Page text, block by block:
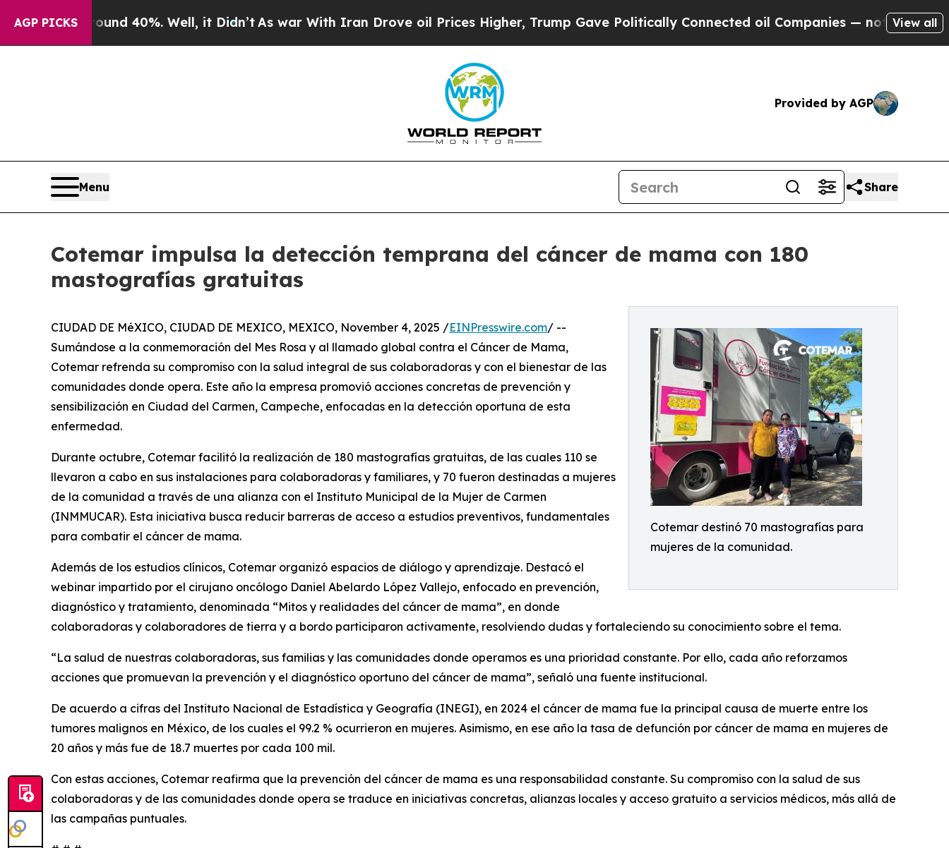
AGP PICKS
Around 40%. Well, it Didn’t As war With Iran Drove oil Prices Higher, Trump Gave Politically Connected oil Companies — not Taxpayers — the
View all
Provided by AGP
Menu Share
Cotemar impulsa la detección temprana del cáncer de mama con 180
mastografías gratuitas
Cotemar destinó 70 mastografías para
mujeres de la comunidad.
CIUDAD DE MéXICO, CIUDAD DE MEXICO, MEXICO, November 4, 2025 /EINPresswire.com/ --
Sumándose a la conmemoración del Mes Rosa y al llamado global contra el Cáncer de Mama,
Cotemar refrenda su compromiso con la salud integral de sus colaboradoras y con el bienestar de las
comunidades donde opera. Este año la empresa promovió acciones concretas de prevención y
sensibilización en Ciudad del Carmen, Campeche, enfocadas en la detección oportuna de esta
enfermedad.
Durante octubre, Cotemar facilitó la realización de 180 mastografías gratuitas, de las cuales 110 se
llevaron a cabo en sus instalaciones para colaboradoras y familiares, y 70 fueron destinadas a mujeres
de la comunidad a través de una alianza con el Instituto Municipal de la Mujer de Carmen
(INMMUCAR). Esta iniciativa busca reducir barreras de acceso a estudios preventivos, fundamentales
para combatir el cáncer de mama.
Además de los estudios clínicos, Cotemar organizó espacios de diálogo y aprendizaje. Destacó el
webinar impartido por el cirujano oncólogo Daniel Abelardo López Vallejo, enfocado en prevención,
diagnóstico y tratamiento, denominada “Mitos y realidades del cáncer de mama”, en donde
colaboradoras y colaboradores de tierra y a bordo participaron activamente, resolviendo dudas y fortaleciendo su conocimiento sobre el tema.
“La salud de nuestras colaboradoras, sus familias y las comunidades donde operamos es una prioridad constante. Por ello, cada año reforzamos
acciones que promuevan la prevención y el diagnóstico oportuno del cáncer de mama”, señaló una fuente institucional.
De acuerdo a cifras del Instituto Nacional de Estadística y Geografía (INEGI), en 2024 el cáncer de mama fue la principal causa de muerte entre los
tumores malignos en México, de los cuales el 99.2 % ocurrieron en mujeres. Asimismo, en ese año la tasa de defunción por cáncer de mama en mujeres de
20 años y más fue de 18.7 muertes por cada 100 mil.
Con estas acciones, Cotemar reafirma que la prevención del cáncer de mama es una responsabilidad constante. Su compromiso con la salud de sus
colaboradoras y de las comunidades donde opera se traduce en iniciativas concretas, alianzas locales y acceso gratuito a servicios médicos, más allá de
las campañas puntuales.